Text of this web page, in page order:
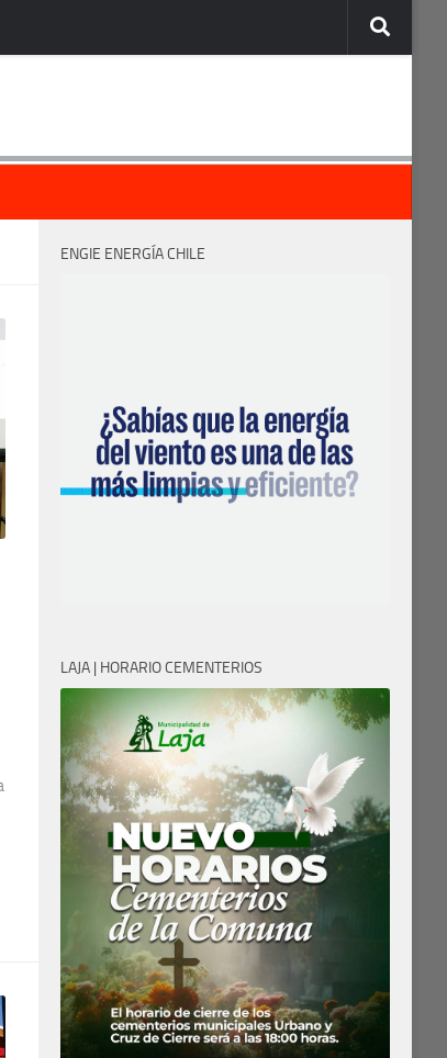
ENGIE ENERGÍA CHILE
LAJA | HORARIO CEMENTERIOS